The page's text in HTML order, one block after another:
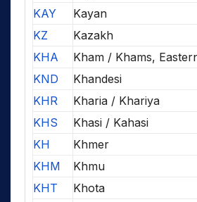
KAY
Kayan
KZ
Kazakh
KHA
Kham / Khams,
KND
Khandesi
KHR
Kharia / Khariya
KHS
Khasi / Kahasi
KH
Khmer
KHM
Khmu
KHT
Khota